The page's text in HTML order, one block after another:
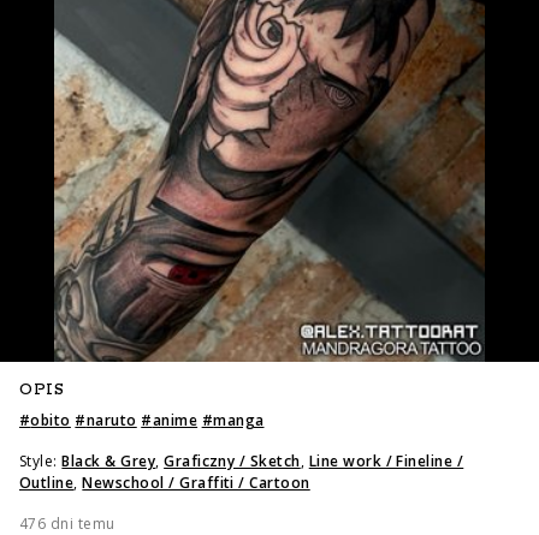
WIADOMOŚĆ
TATUAŻE WZORY TATTOO LIFE INFO
OPIS
#obito #naruto #anime #manga
Style: Black & Grey,Graficzny / Sketch, Line work / Fineline /
Outline,Newschool / Graffiti / Cartoon
476 dni temu